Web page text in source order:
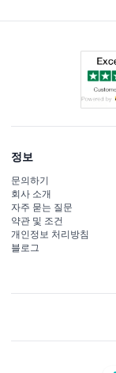
정보
문의하기
회사 소개
자주 묻는 질문
약관 및 조건
개인정보 처리방침
블로그